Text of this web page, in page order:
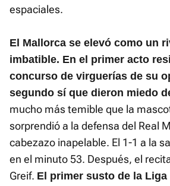
espaciales.
El Mallorca se elevó como un
imbatible. En el primer acto
concurso de virguerías de su
segundo sí que dieron miedo
mucho más temible que la
sorprendió a la defensa del Real
cabezazo inapelable. El 1-1 a la
en el minuto 53. Después, el
Greif. El primer susto de la